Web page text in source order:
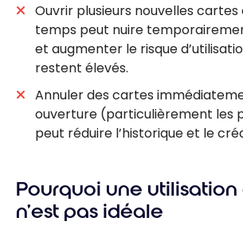
Ouvrir plusieurs nouvelles
temps peut nuire
et augmenter le risque
restent élevés.
Annuler des cartes
ouverture (particulièrement les
peut réduire l’historique et le
Pourquoi une utilisation
n’est pas idéale